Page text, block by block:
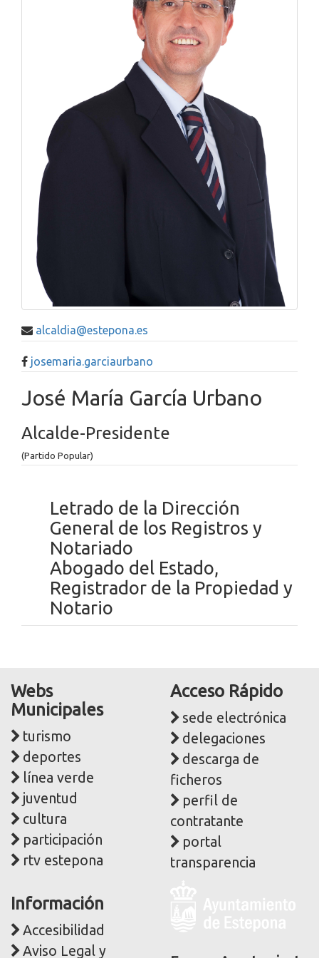
alcaldia@estepona.es
josemaria.garciaurbano
José María García Urbano
Alcalde-Presidente
(Partido Popular)
Letrado de la Dirección
General de los Registros y
Notariado
Abogado del Estado,
Registrador de la Propiedad y
Notario
Webs
Municipales
turismo
deportes
línea verde
juventud
cultura
participación
rtv estepona
Acceso Rápido
sede electrónica
delegaciones
descarga de
ficheros
perfil de
contratante
portal
transparencia
Información
Accesibilidad
Aviso Legal y